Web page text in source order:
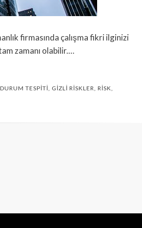
firmasında çalışma fikri ilginizi
zamanı olabilir.…
TESPITI, GIZLI RISKLER, RISK,